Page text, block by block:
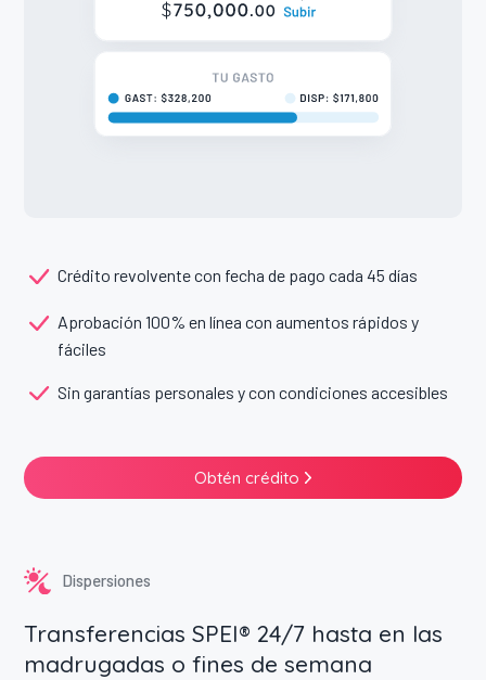
Crédito revolvente con fecha de pago cada 45 días
Aprobación 100% en línea con aumentos rápidos y
fáciles
Sin garantías personales y con condiciones accesibles
Obtén crédito
Dispersiones
Transferencias SPEI® 24/7 hasta en las
madrugadas o fines de semana